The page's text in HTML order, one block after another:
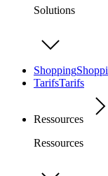
Solutions
Shopping
TarifsTarifs
Ressources
Ressources